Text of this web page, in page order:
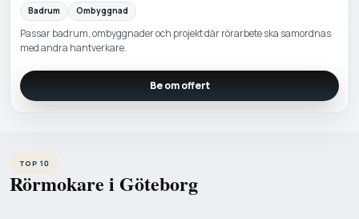
Badrum
Ombyggnad
Passar badrum, ombyggnader och projekt där rörarbete ska samordnas
med andra hantverkare.
Be om offert
TOP 10
Rörmokare i Göteborg